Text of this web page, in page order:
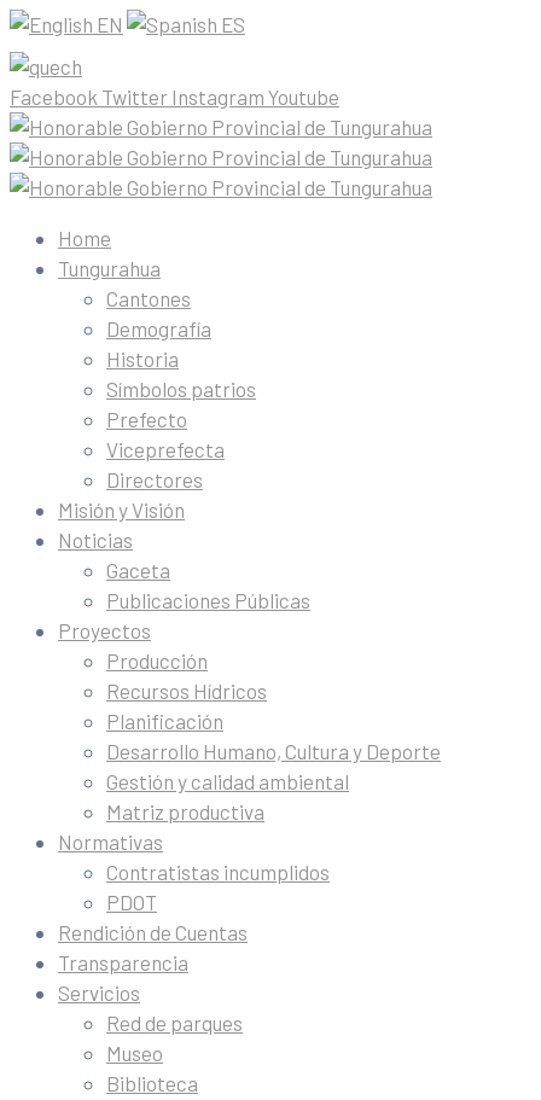
EN ES
Facebook Twitter Instagram Youtube
Home
Tungurahua
Cantones
Demografía
Historia
Símbolos patrios
Prefecto
Viceprefecta
Directores
Misión y Visión
Noticias
Gaceta
Publicaciones Públicas
Proyectos
Producción
Recursos Hídricos
Planificación
Desarrollo Humano, Cultura y Deporte
Gestión y calidad ambiental
Matriz productiva
Normativas
Contratistas incumplidos
PDOT
Rendición de Cuentas
Transparencia
Servicios
Red de parques
Museo
Biblioteca